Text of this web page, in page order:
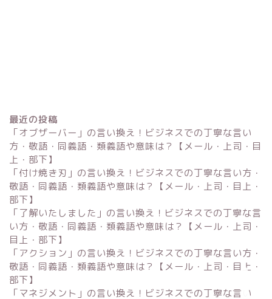
最近の投稿
「オブザーバー」の言い換え！ビジネスでの丁寧な言い
方・敬語・同義語・類義語や意味は？【メール・上司・目
上・部下】
「付け焼き刃」の言い換え！ビジネスでの丁寧な言い方・
敬語・同義語・類義語や意味は？【メール・上司・目上・
部下】
「了解いたしました」の言い換え！ビジネスでの丁寧な言
い方・敬語・同義語・類義語や意味は？【メール・上司・
目上・部下】
「アクション」の言い換え！ビジネスでの丁寧な言い方・
敬語・同義語・類義語や意味は？【メール・上司・目上・
部下】
「マネジメント」の言い換え！ビジネスでの丁寧な言い
Excel
単位変換・換算
科学・計算関連